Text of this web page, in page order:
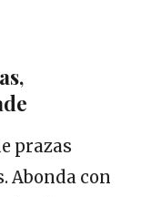
prazas
Abonda con